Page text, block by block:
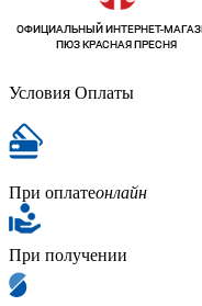
Условия Оплаты
При оплатеонлайн
При получении